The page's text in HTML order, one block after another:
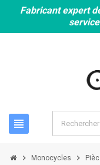
Fabricant expert
view_headline
chevron_right Monocycles chevron_right